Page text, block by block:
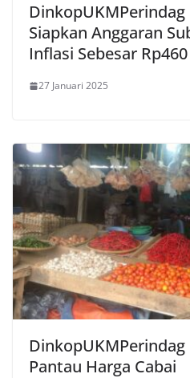
DinkopUKMPerindag
Siapkan Anggaran
Inflasi Sebesar
27 Januari 2025
DinkopUKMPerindag
Pantau Harga Cabai